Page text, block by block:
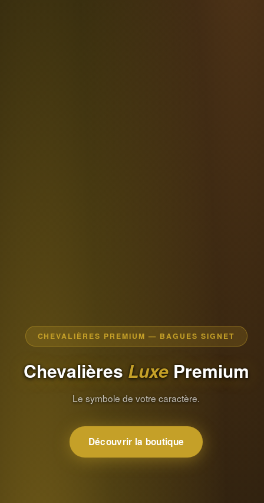
CHEVALIÈRES PREMIUM — BAGUES SIGNET
ChevalièresLuxePremium
Le symbole de votre caractère.
Découvrir la boutique